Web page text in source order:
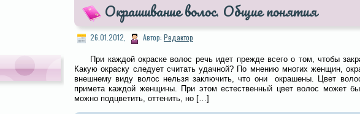
Окрашивание волос. Общие понятия
26.01.2012, Автор: Редактор
При каждой окраске волос речь идет прежде всего о том, чтобы
Какую окраску следует считать удачной? По мнению многих женщин,
внешнему виду волос нельзя заключить, что они окрашены. Цвет
примета каждой женщины. При этом естественный цвет волос может
можно подцветить, оттенить, но […]